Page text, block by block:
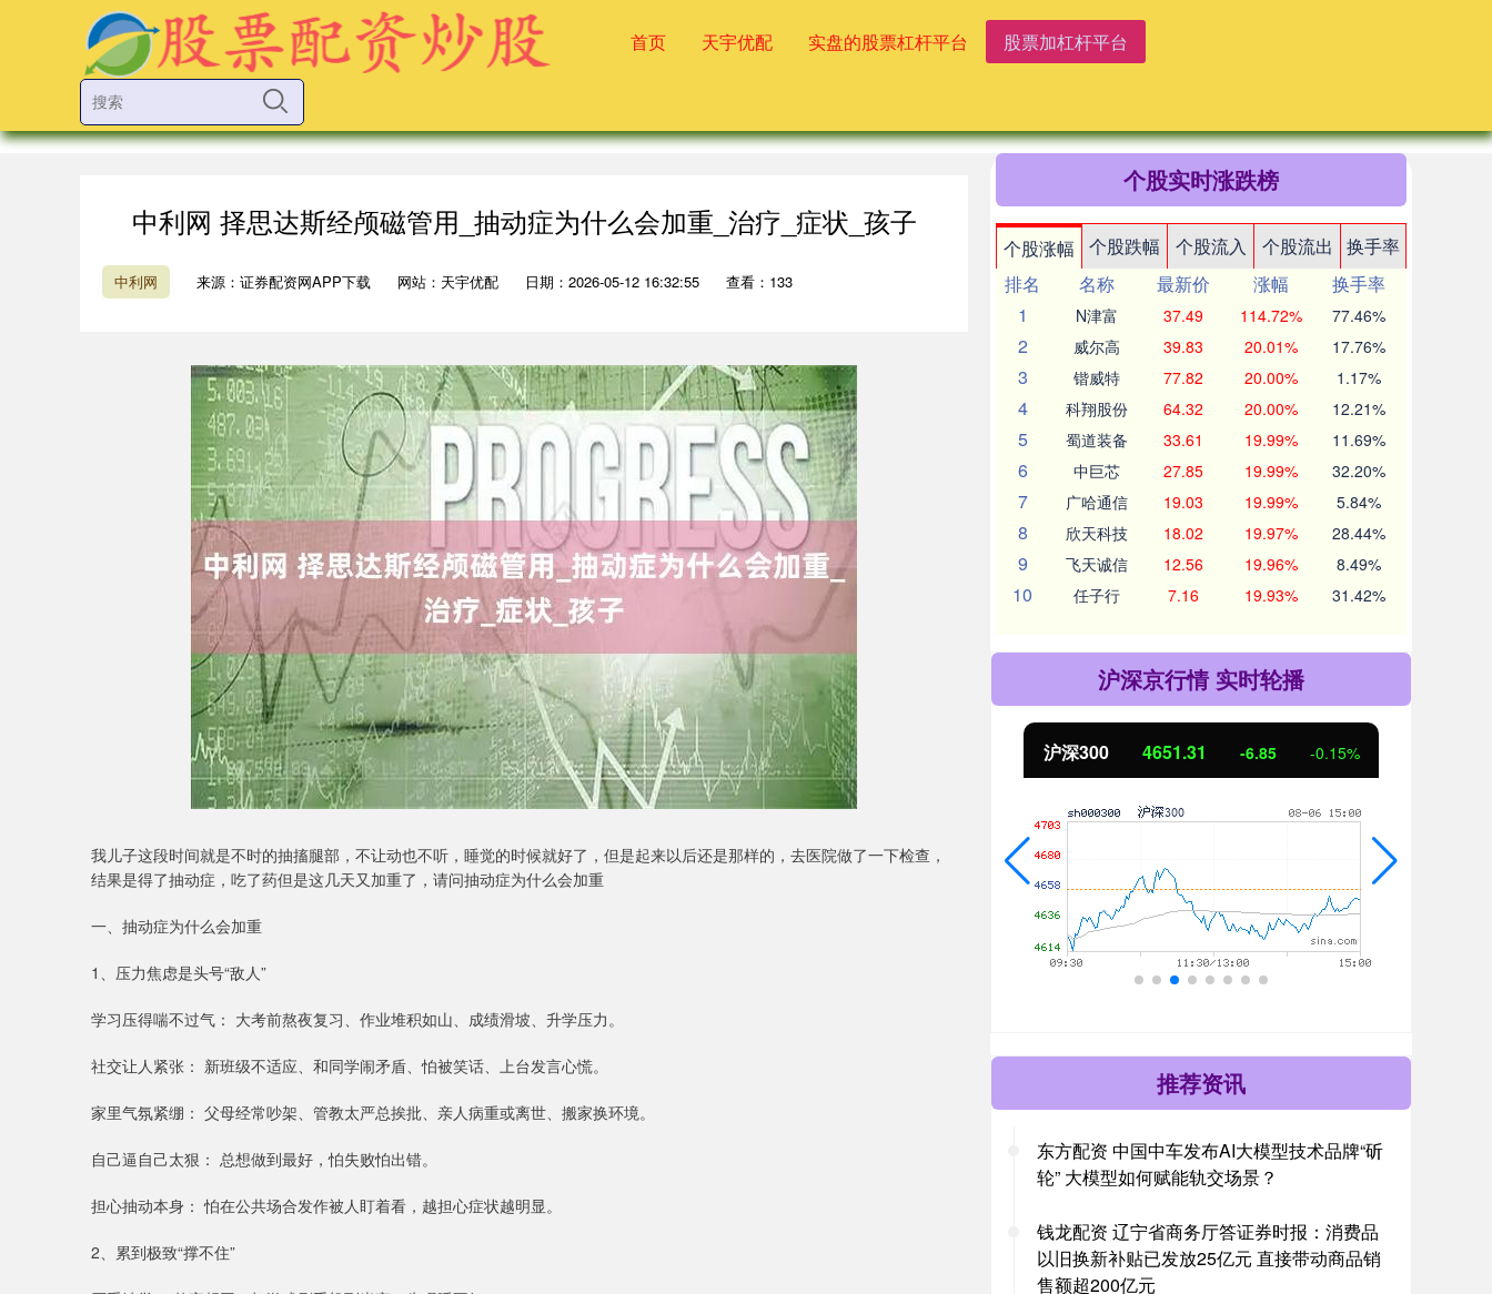
首页 天宇优配 实盘的股票杠杆平台 股票加杠杆平台
中利网 择思达斯经颅磁管用_抽动症为什么会加重_治疗_症状_孩子
中利网 来源：证券配资网APP下载 网站：天宇优配 日期：2026-05-12 16:32:55 查看：133
我儿子这段时间就是不时的抽搐腿部，不让动也不听，睡觉的时候就好了，但是起来以后还是那样的，去医院做了一下检查，
结果是得了抽动症，吃了药但是这几天又加重了，请问抽动症为什么会加重
一、抽动症为什么会加重
1、压力焦虑是头号“敌人”
学习压得喘不过气： 大考前熬夜复习、作业堆积如山、成绩滑坡、升学压力。
社交让人紧张： 新班级不适应、和同学闹矛盾、怕被笑话、上台发言心慌。
家里气氛紧绷： 父母经常吵架、管教太严总挨批、亲人病重或离世、搬家换环境。
自己逼自己太狠： 总想做到最好，怕失败怕出错。
担心抽动本身： 怕在公共场合发作被人盯着看，越担心症状越明显。
2、累到极致“撑不住”
个股实时涨跌榜
个股涨幅 个股跌幅 个股流入 个股流出
换手率
排名
名称 最新价 涨幅
换手率
1
N津富 37.49 114.72% 77.46%
2 威尔高 39.83 20.01% 17.76%
3 锴威特 77.82 20.00% 1.17%
4 科翔股份 64.32 20.00% 12.21%
5 蜀道装备 33.61 19.99% 11.69%
6 中巨芯 27.85 19.99% 32.20%
7 广哈通信 19.03 19.99% 5.84%
8 欣天科技 18.02 19.97% 28.44%
9 飞天诚信 12.56 19.96% 8.49%
10 任子行 7.16 19.93% 31.42%
沪深京行情 实时轮播
深证成指 14110.12 -34.08 -0.24% 沪深300 4651.31 -6.85 北证50 1122.88 3.42 0.30%
推荐资讯
东方配资 中国中车发布AI大模型技术品牌“斫
轮” 大模型如何赋能轨交场景？
钱龙配资 辽宁省商务厅答证券时报：消费品
以旧换新补贴已发放25亿元 直接带动商品销
售额超200亿元